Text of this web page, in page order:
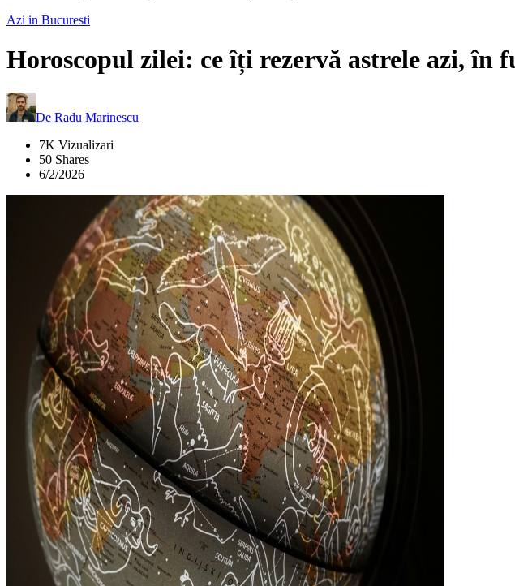
Azi in Bucuresti
Horoscopul zilei: ce îți rezervă astrele azi, în
De Radu Marinescu
7K Vizualizari
50 Shares
6/2/2026